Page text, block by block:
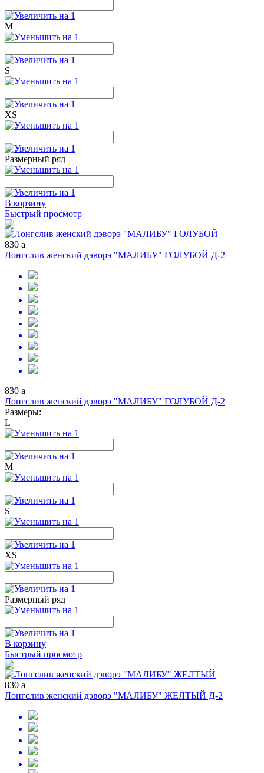
M
S
XS
Размерный ряд
В корзину
Быстрый просмотр
830 a
Лонгслив женский дэворэ "МАЛИБУ" ГОЛУБОЙ Д-2
830 a
Лонгслив женский дэворэ "МАЛИБУ" ГОЛУБОЙ Д-2
Размеры:
L
M
S
XS
Размерный ряд
В корзину
Быстрый просмотр
830 a
Лонгслив женский дэворэ "МАЛИБУ" ЖЕЛТЫЙ Д-2